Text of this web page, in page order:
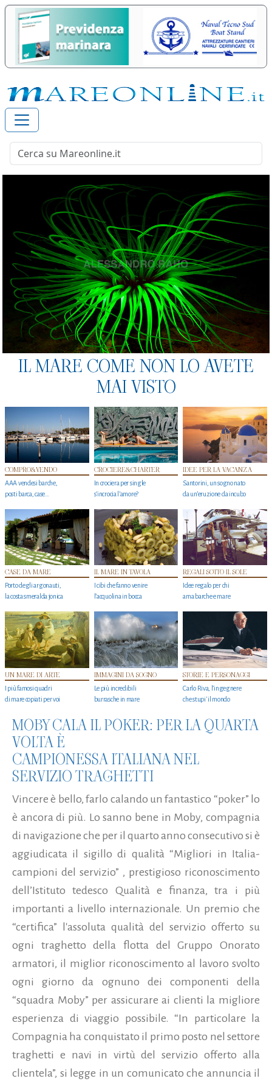
IL MARE COME NON LO AVETE
MAI VISTO
COMPRO&VENDO
AAA vendesi barche,
posti barca, case…
CROCIERE&CHARTER
In crociera per single
s'incrocia l’amore?
IDEE PER LA VACANZA
Santorini, un sogno nato
da un’eruzione da incubo
CASE DA MARE
Porto degli argonauti,
la costa smeralda jonica
IL MARE IN TAVOLA
I cibi che fanno venire
l’acquolina in bocca
REGALI SOTTO IL SOLE
Idee regalo per chi
ama barche e mare
UN MARE DI ARTE
I più famosi quadri
di mare copiati per voi
IMMAGINI DA SOGNO
Le più incredibili
burrasche in mare
STORIE E PERSONAGGI
Carlo Riva, l’ingegnere
che stupi' il mondo
MOBY CALA IL POKER: PER LA QUARTA
VOLTA È
CAMPIONESSA ITALIANA NEL
SERVIZIO TRAGHETTI
Vincere è bello, farlo calando un fantastico “poker” lo
è ancora di più. Lo sanno bene in Moby, compagnia
di navigazione che per il quarto anno consecutivo si è
aggiudicata il sigillo di qualità “Migliori in Italia-
campioni del servizio” , prestigioso riconoscimento
dell’Istituto tedesco Qualità e finanza, tra i più
importanti a livello internazionale. Un premio che
“certifica” l'assoluta qualità del servizio offerto su
ogni traghetto della flotta del Gruppo Onorato
armatori, il miglior riconoscimento al lavoro svolto
ogni giorno da ognuno dei componenti della
“squadra Moby” per assicurare ai clienti la migliore
esperienza di viaggio possibile. “In particolare la
Compagnia ha conquistato il primo posto nel settore
traghetti e navi in virtù del servizio offerto alla
clientela”, si legge in un comunicato che annuncia il